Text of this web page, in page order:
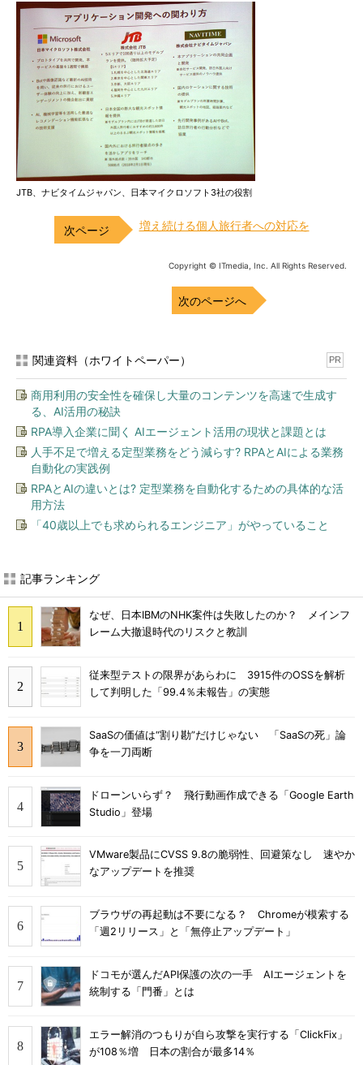
JTB、ナビタイムジャパン、日本マイクロソフト3社の役割
増え続ける個人旅行者への対応を
Copyright © ITmedia, Inc. All Rights Reserved.
次のページへ
関連資料（ホワイトペーパー） PR
商用利用の安全性を確保し大量のコンテンツを高速で生成す
る、AI活用の秘訣
RPA導入企業に聞く AIエージェント活用の現状と課題とは
人手不足で増える定型業務をどう減らす? RPAとAIによる業務
自動化の実践例
RPAとAIの違いとは? 定型業務を自動化するための具体的な活
用方法
「40歳以上でも求められるエンジニア」がやっていること
記事ランキング
なぜ、日本IBMのNHK案件は失敗したのか？ メインフ
レーム大撤退時代のリスクと教訓
従来型テストの限界があらわに 3915件のOSSを解析
して判明した「99.4％未報告」の実態
SaaSの価値は“割り勘”だけじゃない 「SaaSの死」論
争を一刀両断
ドローンいらず？ 飛行動画作成できる「Google Earth
Studio」登場
VMware製品にCVSS 9.8の脆弱性、回避策なし 速やか
なアップデートを推奨
ブラウザの再起動は不要になる？ Chromeが模索する
「週2リリース」と「無停止アップデート」
ドコモが選んだAPI保護の次の一手 AIエージェントを
統制する「門番」とは
エラー解消のつもりが自ら攻撃を実行する「ClickFix」
が108％増 日本の割合が最多14％